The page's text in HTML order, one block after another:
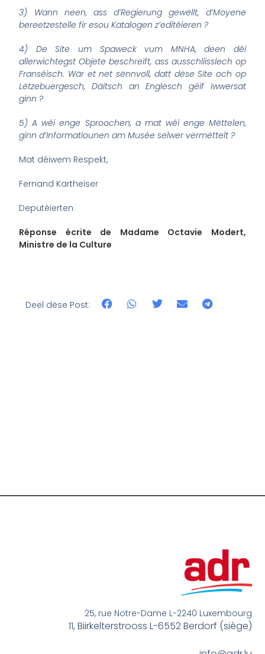
3) Wann neen, ass d’Regierung gewëllt, d’Moyene
bereetzestelle fir esou Katalogen z’editéieren ?
4) De Site um Spaweck vum MNHA, deen déi
allerwichtegst Objete beschreift, ass ausschliisslech op
Franséisch. Wär et net sënnvoll, datt dëse Site och op
Lëtzebuergesch, Däitsch an Englesch géif iwwersat
ginn ?
5)A wéi enge Sproochen, a mat wéi enge Mëttelen,
ginn d’Informatiounen am Musée selwer vermëttelt ?
Mat déiwem Respekt,
Fernand Kartheiser
Deputéierten
Réponse écrite de Madame Octavie Modert,
Ministre de la Culture
Deel dëse Post:
25, rue Notre-Dame L-2240 Luxembourg
11, Biirkelterstrooss L-6552 Berdorf (siège)